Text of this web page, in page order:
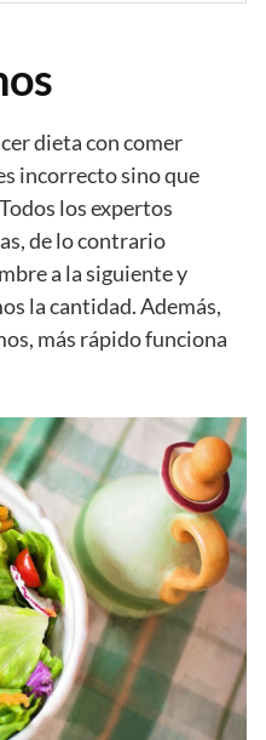
dieta con comer
incorrecto sino que
los expertos
de lo contrario
a la siguiente y
la cantidad. Además,
más rápido funciona